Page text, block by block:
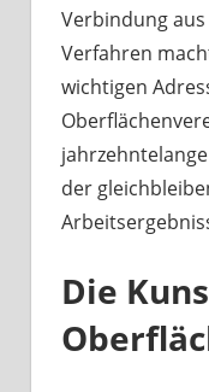
Verbindung
Verfahren
wichtigen
der
Die